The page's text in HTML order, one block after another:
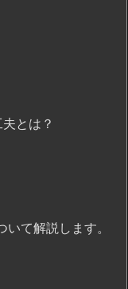
とは？
て解説します。